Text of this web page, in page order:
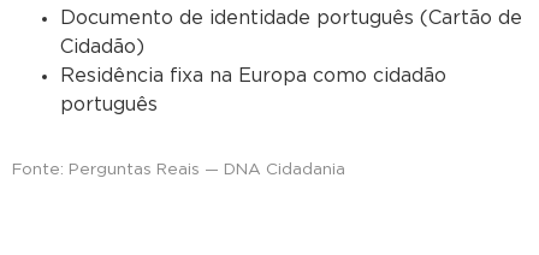
Documento de identidade português (Cartão de
Cidadão)
Residência fixa na Europa como cidadão
português
Fonte: Perguntas Reais — DNA Cidadania